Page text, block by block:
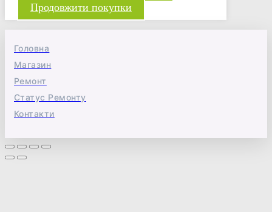
Продовжити покупки
Головна
Магазин
Ремонт
Статус Ремонту
Контакти